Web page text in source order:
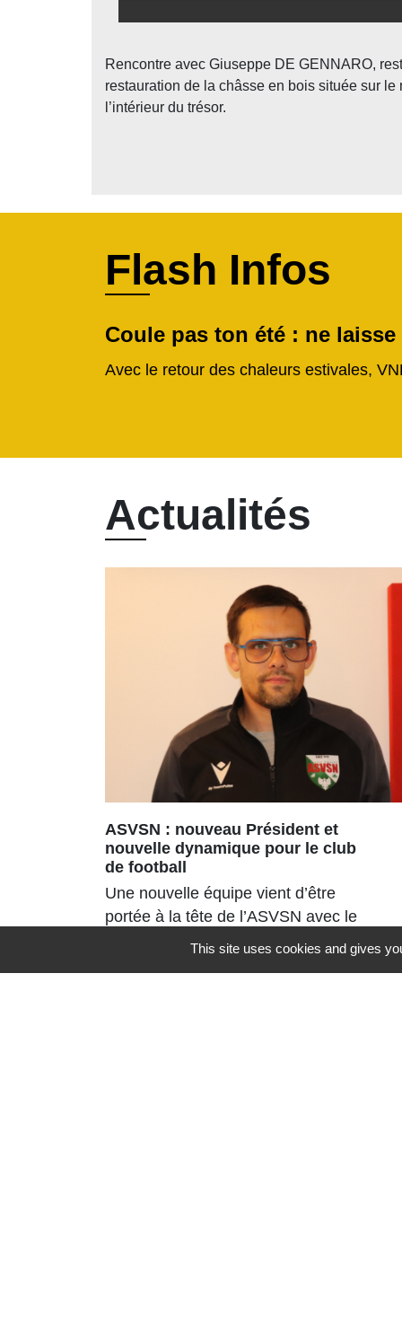
Rencontre avec Giuseppe DE GENNARO,
restauration de la châsse en bois située sur
l’intérieur du trésor.
Flash Infos
Coule pas ton été : ne
Avec le retour des chaleurs estivales,
Actualités
ASVSN : nouveau Président et
nouvelle dynamique pour le club
de football
Une nouvelle équipe vient d’être
portée à la tête de l’ASVSN avec le
renouvellement du bureau à 95%.
This site uses cookies and gives